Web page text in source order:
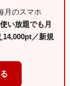
月のスマホ
使い放題でも月
14,000pt／新規